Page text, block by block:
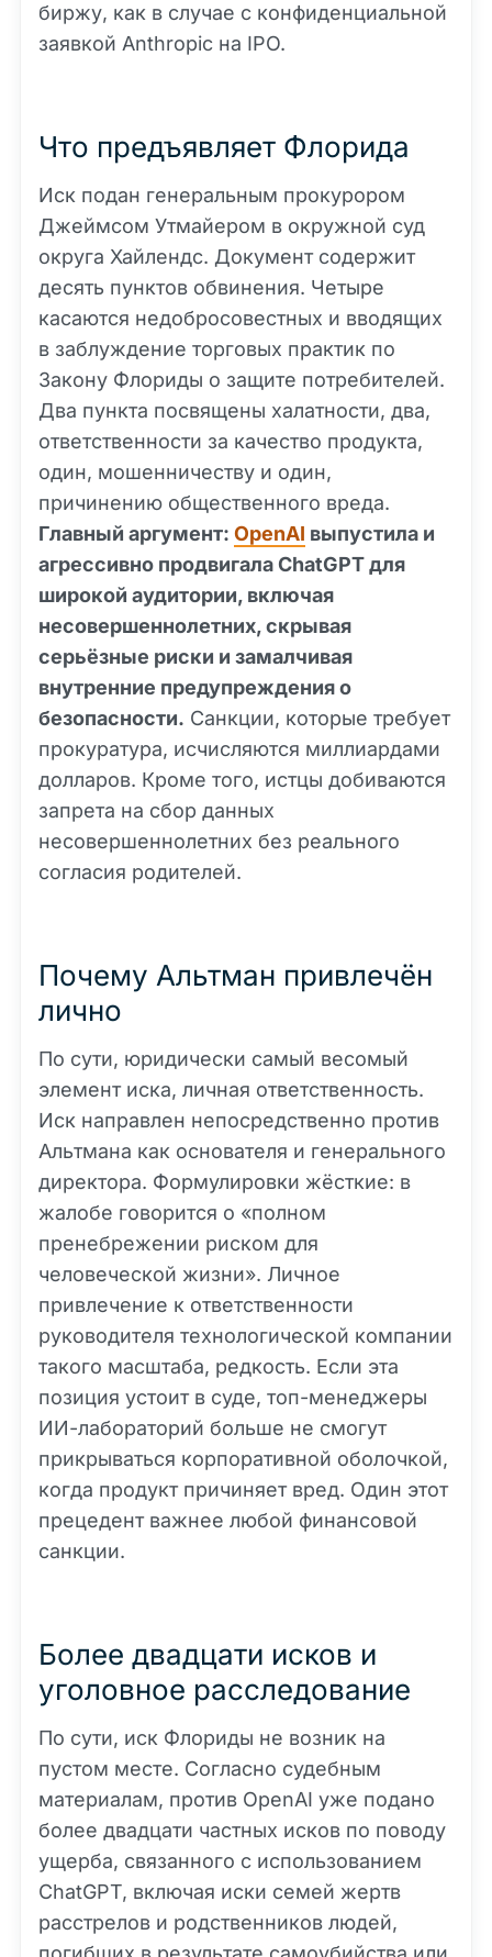
биржу, как в случае с конфиденциальной
заявкой Anthropic на IPO.
Что предъявляет Флорида
Иск подан генеральным прокурором
Джеймсом Утмайером в окружной суд
округа Хайлендс. Документ содержит
десять пунктов обвинения. Четыре
касаются недобросовестных и вводящих
в заблуждение торговых практик по
Закону Флориды о защите потребителей.
Два пункта посвящены халатности, два,
ответственности за качество продукта,
один, мошенничеству и один,
причинению общественного вреда.
Главный аргумент: OpenAI выпустила и
агрессивно продвигала ChatGPT для
широкой аудитории, включая
несовершеннолетних, скрывая
серьёзные риски и замалчивая
внутренние предупреждения о
безопасности. Санкции, которые требует
прокуратура, исчисляются миллиардами
долларов. Кроме того, истцы добиваются
запрета на сбор данных
несовершеннолетних без реального
согласия родителей.
Почему Альтман привлечён
лично
По сути, юридически самый весомый
элемент иска, личная ответственность.
Иск направлен непосредственно против
Альтмана как основателя и генерального
директора. Формулировки жёсткие: в
жалобе говорится о «полном
пренебрежении риском для
человеческой жизни». Личное
привлечение к ответственности
руководителя технологической компании
такого масштаба, редкость. Если эта
позиция устоит в суде, топ-менеджеры
ИИ-лабораторий больше не смогут
прикрываться корпоративной оболочкой,
когда продукт причиняет вред. Один этот
прецедент важнее любой финансовой
санкции.
Более двадцати исков и
уголовное расследование
По сути, иск Флориды не возник на
пустом месте. Согласно судебным
материалам, против OpenAI уже подано
более двадцати частных исков по поводу
ущерба, связанного с использованием
ChatGPT, включая иски семей жертв
расстрелов и родственников людей,